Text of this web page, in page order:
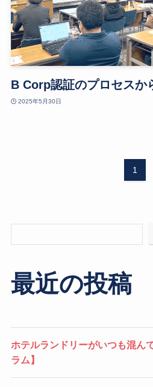
B Corp認証のプロセスか
2025年5月30日
1
最近の投稿
ホテルランドリーがいつも混ん
ラム】